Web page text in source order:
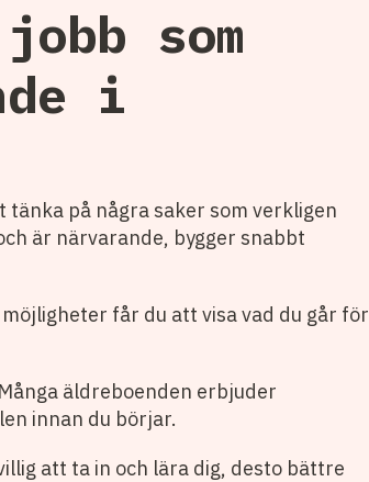
som
i
på några saker som verkligen
är närvarande, bygger snabbt
får du att visa vad du går för
äldreboenden erbjuder
innan du börjar.
att ta in och lära dig, desto bättre